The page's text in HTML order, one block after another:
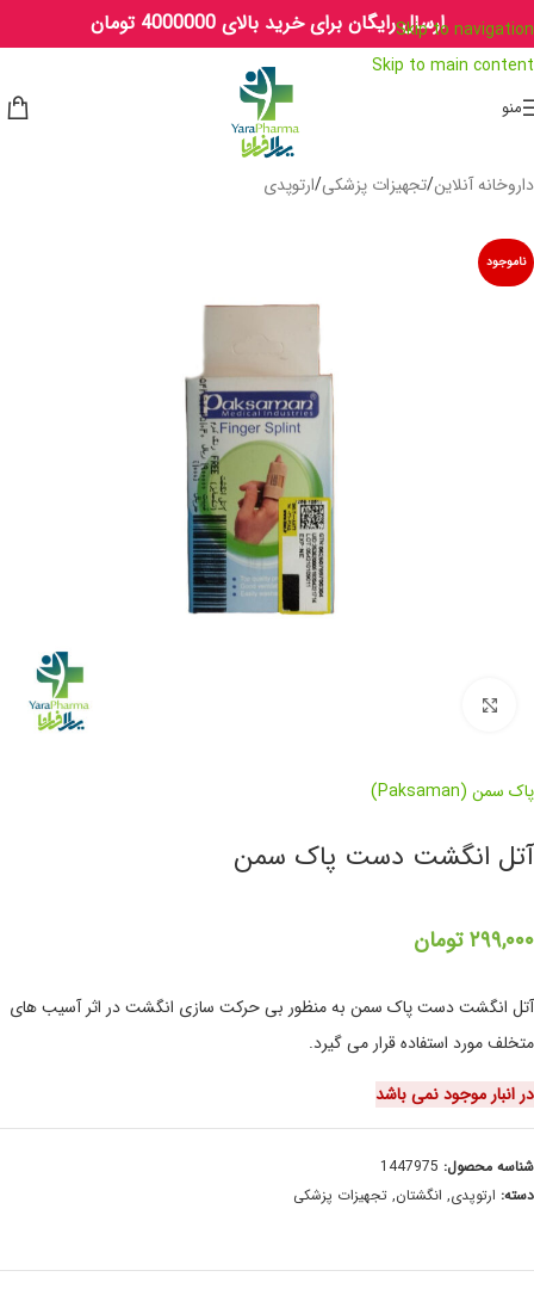
Skip to navigation
Skip to main content
ارسال رایگان برای خرید بالای 4000000 تومان
منو
داروخانه آنلاین/تجهیزات پزشکی/ارتوپدی
ناموجود
پاک سمن (Paksaman)
آتل انگشت دست پاک سمن
۲۹۹,۰۰۰ تومان
آتل انگشت دست پاک سمن به منظور بی حرکت سازی انگشت در اثر آسیب های
متخلف مورد استفاده قرار می گیرد.
در انبار موجود نمی باشد
شناسه محصول: 1447975
دسته: ارتوپدی, انگشتان, تجهیزات پزشکی